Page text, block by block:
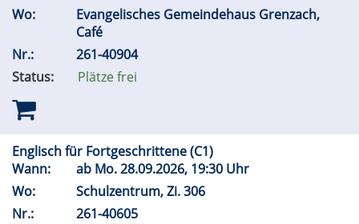
Wo:
Evangelisches Gemeindehaus Grenzach,
Café
Nr.:
261-40904
Status:
Plätze frei
Englisch für Fortgeschrittene (C1)
Wann:
ab Mo.28.09.2026, 19:30 Uhr
Wo:
Schulzentrum, Zi. 306
Nr.:
261-40605